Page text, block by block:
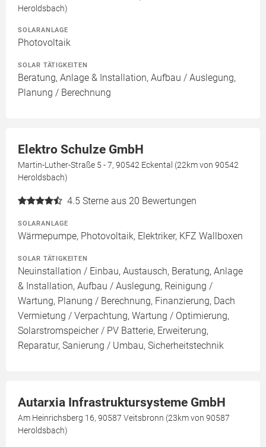
Heroldsbach)
SOLARANLAGE
Photovoltaik
SOLAR TÄTIGKEITEN
Beratung, Anlage & Installation, Aufbau / Auslegung,
Planung / Berechnung
Elektro Schulze GmbH
Martin-Luther-Straße 5 - 7, 90542 Eckental (22km von 90542
Heroldsbach)
4.5 Sterne aus 20 Bewertungen
SOLARANLAGE
Wärmepumpe, Photovoltaik, Elektriker, KFZ Wallboxen
SOLAR TÄTIGKEITEN
Neuinstallation / Einbau, Austausch, Beratung, Anlage
& Installation, Aufbau / Auslegung, Reinigung /
Wartung, Planung / Berechnung, Finanzierung, Dach
Vermietung / Verpachtung, Wartung / Optimierung,
Solarstromspeicher / PV Batterie, Erweiterung,
Reparatur, Sanierung / Umbau, Sicherheitstechnik
Autarxia Infrastruktursysteme GmbH
Am Heinrichsberg 16, 90587 Veitsbronn (23km von 90587
Heroldsbach)